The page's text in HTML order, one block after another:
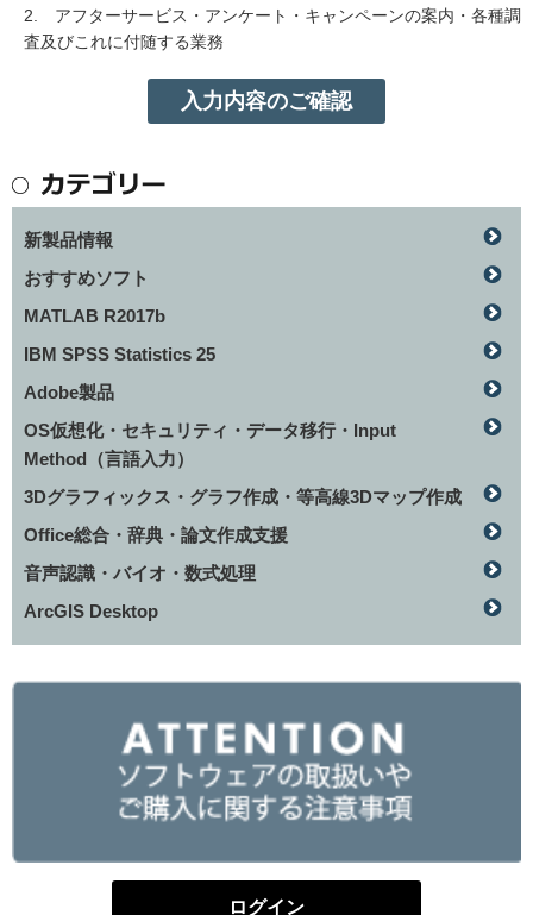
2. アフターサービス・アンケート・キャンペーンの案内・各種調
査及びこれに付随する業務
新製品情報
おすすめソフト
MATLAB R2017b
IBM SPSS Statistics 25
Adobe製品
OS仮想化・セキュリティ・データ移行・Input
Method（言語入力）
3Dグラフィックス・グラフ作成・等高線3Dマップ作成
Office総合・辞典・論文作成支援
音声認識・バイオ・数式処理
ArcGIS Desktop
ログイン